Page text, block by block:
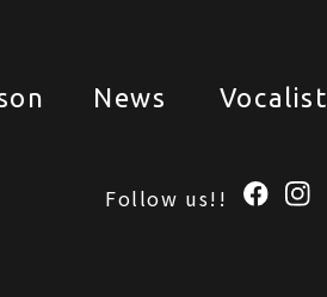
News
Vocalist
Follow us!!